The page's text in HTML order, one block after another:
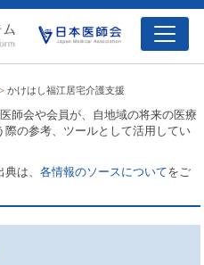
> かけはし福江居宅介護支援
師会や会員が、自地域の将来の医療
の参考、ツールとして活用してい
典は、各情報のソースについてをご